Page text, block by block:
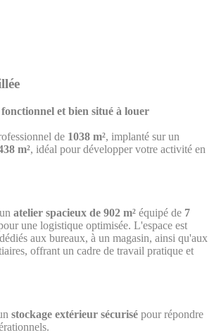
et bien situé à louer
de 1038 m², implanté sur un
m², idéal pour développer votre activité en
atelier spacieux de 902 m² équipé de 7
une logistique optimisée. L'espace est
dédiés aux bureaux, à un magasin, ainsi qu'aux
offrant un cadre de travail pratique et
stockage extérieur sécurisé pour répondre